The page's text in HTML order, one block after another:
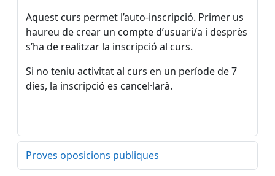
Aquest curs permet l’auto-inscripció. Primer us
haureu de crear un compte d’usuari/a i desprès
s’ha de realitzar la inscripció al curs.
Si no teniu activitat al curs en un període de 7
dies, la inscripció es cancel·larà.
Proves oposicions publiques